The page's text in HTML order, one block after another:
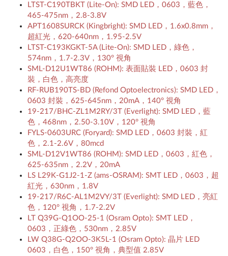
LTST-C190TBKT (Lite-On): SMD LED，0603，藍色，
465-475nm，2.8-3.8V
APT1608SURCK (Kingbright): SMD LED，1.6x0.8mm，
超紅光，620-640nm，1.95-2.5V
LTST-C193KGKT-5A (Lite-On): SMD LED，綠色，
574nm，1.7-2.3V，130° 視角
SML-D12U1WT86 (ROHM): 表面貼裝 LED，0603 封
裝，白色，高亮度
RF-RUB190TS-BD (Refond Optoelectronics): SMD LED，
0603 封裝，625-645nm，20mA，140° 視角
19-217/BHC-ZL1M2RY/3T (Everlight): SMD LED，藍
色，468nm，2.50-3.10V，120° 視角
FYLS-0603URC (Foryard): SMD LED，0603 封裝，紅
色，2.1-2.6V，80mcd
SML-D12V1WT86 (ROHM): SMD LED，0603，紅色，
625-635nm，2.2V，20mA
LS L29K-G1J2-1-Z (ams-OSRAM): SMT LED，0603，超
紅光，630nm，1.8V
19-217/R6C-AL1M2VY/3T (Everlight): SMD LED，亮紅
色，120° 視角，1.7-2.2V
LT Q39G-Q1OO-25-1 (Osram Opto): SMT LED，
0603，正綠色，530nm，2.85V
LW Q38G-Q2OO-3K5L-1 (Osram Opto): 晶片 LED
0603，白色，150° 視角，典型值 2.85V